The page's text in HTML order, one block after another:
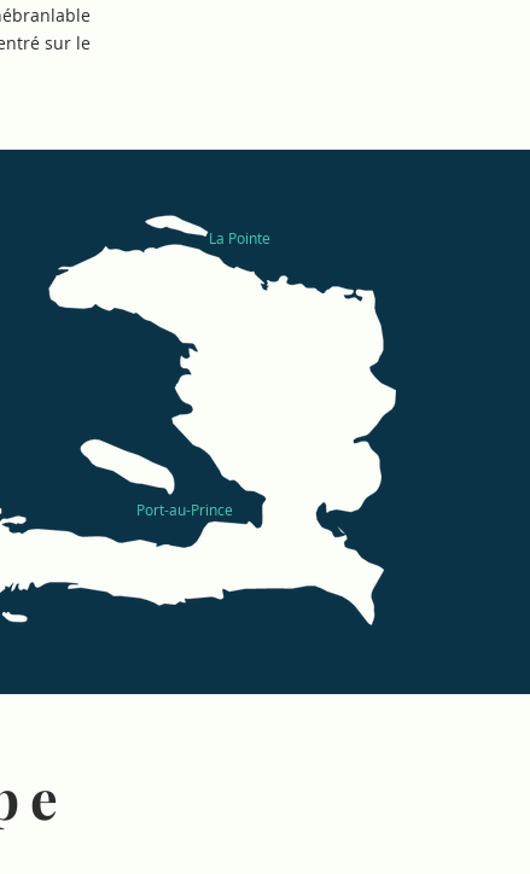
sur le
La Pointe
Port-au-Prince